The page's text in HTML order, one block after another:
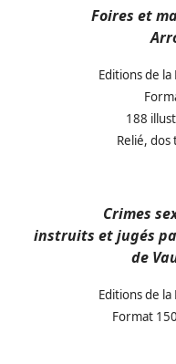
Foires et
Editions de
188
Relié,
Crimes
instruits et jugés
de
Editions de
Format